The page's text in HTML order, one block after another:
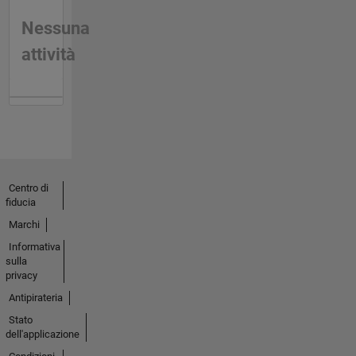
Nessuna
attività
Centro di
fiducia
Marchi
Informativa
sulla
privacy
Antipirateria
Stato
dell'applicazione